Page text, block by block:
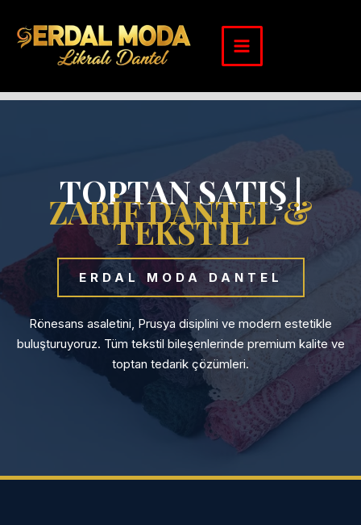
atla
TOPTAN SATIŞ |
ZARİF DANTEL &
TEKSTİL
ERDAL MODA DANTEL
Rönesans asaletini, Prusya disiplini ve modern estetikle
buluşturuyoruz. Tüm tekstil bileşenlerinde premium kalite ve
toptan tedarik çözümleri.